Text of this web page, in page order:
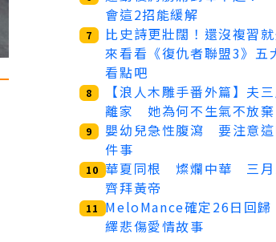
會這2招能緩解
7
比史詩更壯闊！還沒複習
來看看《復仇者聯盟3》五
看點吧
8
【浪人木雕手番外篇】夫
離家 她為何不生氣不放棄
9
嬰幼兒急性腹瀉 要注意這
件事
10 華夏同根 燦爛中華 三月
齊拜黃帝
11
MeloMance確定26日回歸
繹悲傷愛情故事